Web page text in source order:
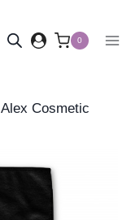
0
Alex Cosmetic